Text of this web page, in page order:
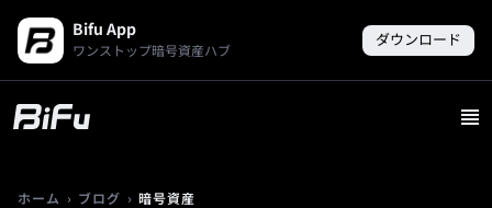
Bifu App
ワンストップ暗号資産ハブ
ダウンロード
ホーム › ブログ › 暗号資産